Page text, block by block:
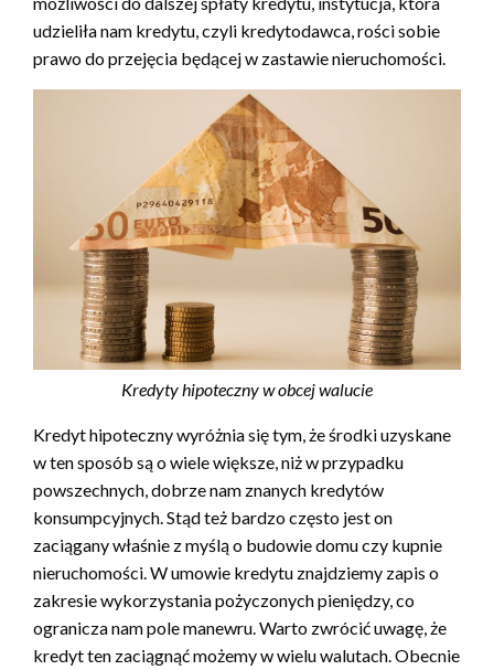
udzieliła nam kredytu, czyli kredytodawca, rości sobie
prawo do przejęcia będącej w zastawie nieruchomości.
Kredyty hipoteczny w obcej walucie
Kredyt hipoteczny wyróżnia się tym, że środki uzyskane
w ten sposób są o wiele większe, niż w przypadku
powszechnych, dobrze nam znanych kredytów
konsumpcyjnych. Stąd też bardzo często jest on
zaciągany właśnie z myślą o budowie domu czy kupnie
nieruchomości. W umowie kredytu znajdziemy zapis o
zakresie wykorzystania pożyczonych pieniędzy, co
ogranicza nam pole manewru. Warto zwrócić uwagę, że
kredyt ten zaciągnąć możemy w wielu walutach. Obecnie